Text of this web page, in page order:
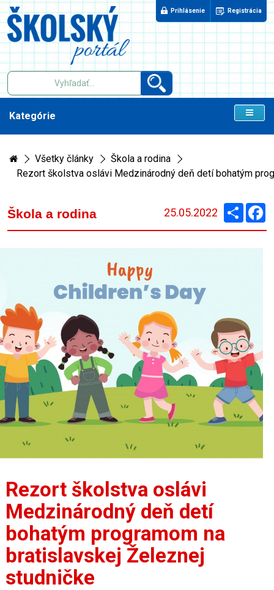
Prihlásenie Registrácia
Kategórie
Všetky články
Škola a rodina
Rezort školstva oslávi Medzinárodný deň detí bohatým
Škola a rodina 25.05.2022 Zdieľaj
Rezort školstva oslávi
Medzinárodný deň detí
bohatým programom na
bratislavskej Železnej
studničke